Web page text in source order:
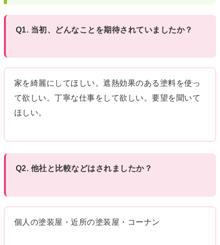
Q1. 当初、どんなことを期待されていましたか？
家を綺麗にしてほしい。遮熱効果のある塗料を使っ
て欲しい。丁寧な仕事をして欲しい。要望を聞いて
ほしい。
Q2. 他社と比較などはされましたか？
個人の塗装屋・近所の塗装屋・コーナン